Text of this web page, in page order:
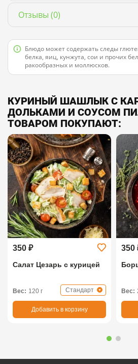
Отзывы (0)
Блюдо может содержать следы
белка, яиц, кунжута, сои и прочих
ракообразных и моллюсков.
КУРИНЫЙ ШАШЛЫК С
ДОЛЬКАМИ И СОУСОМ
ТОВАРОМ ПОКУПАЮТ:
350 ₽
Салат Цезарь с курицей
Вес: 120 г Стандарт
Добавить в корзину
350
Вес: